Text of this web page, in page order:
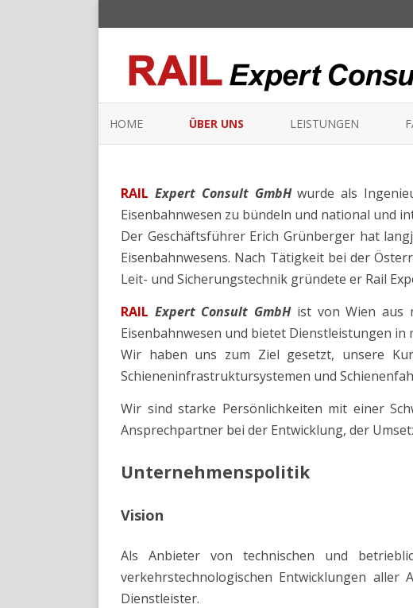
HOME ÜBER UNS LEISTUNGEN
RAIL Expert Consult GmbHwurde als
Eisenbahnwesen zu bündeln und national und
Der Geschäftsführer Erich Grünberger hat
Eisenbahnwesens. Nach Tätigkeit bei der
Leit- und Sicherungstechnik gründete er Rail
RAIL Expert Consult GmbHist von Wien aus
Eisenbahnwesen und bietet Dienstleistungen in
Wir haben uns zum Ziel gesetzt, unsere
Schieneninfrastruktursystemen und
Wir sind starke Persönlichkeiten mit einer
Ansprechpartner bei der Entwicklung, der
Unternehmenspolitik
Vision
Als Anbieter von technischen und
verkehrstechnologischen Entwicklungen
Dienstleister.